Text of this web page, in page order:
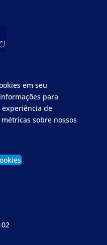
em seu
para
de
sobre nossos